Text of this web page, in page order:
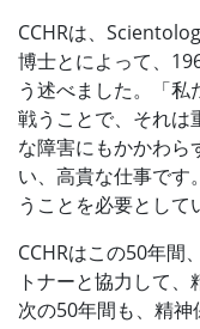
CCHRは、
博士とによって、
う述べました。「私
戦うことで、それは
な障害にもかかわら
い、高貴な仕事です
うことを必要として
CCHRはこの50年間
トナーと協力して、
次の50年間も、精神